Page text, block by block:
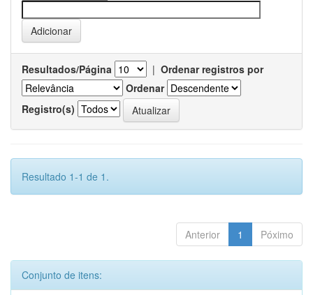
Resultados/Página | Ordenar registros por
Ordenar
Registro(s)
Resultado 1-1 de 1.
Anterior 1 Póximo
Conjunto de itens: